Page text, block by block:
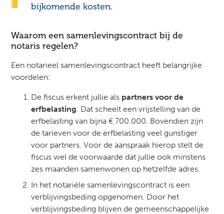
bijkomende kosten.
Waarom een samenlevingscontract bij de
notaris regelen?
Een notarieel samenlevingscontract heeft belangrijke
voordelen:
De fiscus erkent jullie als partners voor de
erfbelasting. Dat scheelt een vrijstelling van de
erfbelasting van bijna € 700.000. Bovendien zijn
de tarieven voor de erfbelasting veel gunstiger
voor partners. Voor de aanspraak hierop stelt de
fiscus wel de voorwaarde dat jullie ook minstens
zes maanden samenwonen op hetzelfde adres.
In het notariële samenlevingscontract is een
verblijvingsbeding opgenomen. Door het
verblijvingsbeding blijven de gemeenschappelijke